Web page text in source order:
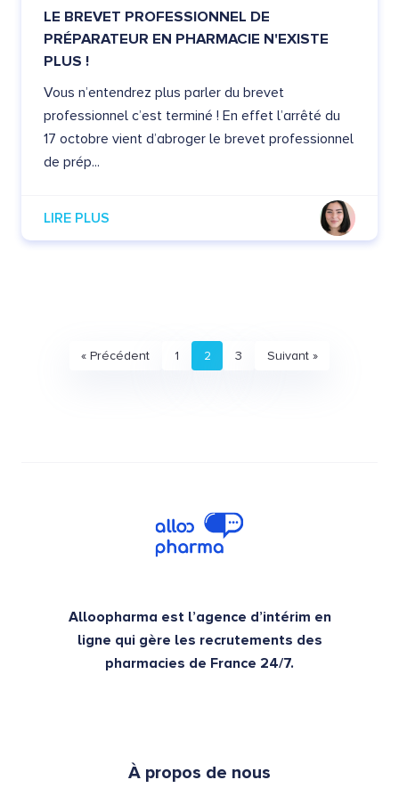
LE BREVET PROFESSIONNEL DE
PRÉPARATEUR EN PHARMACIE N'EXISTE
PLUS !
Vous n’entendrez plus parler du brevet
professionnel c’est terminé ! En effet l’arrêté du
17 octobre vient d’abroger le brevet professionnel
de prép...
LIRE PLUS
« Précédent 1 2 3 Suivant »
Alloopharma est l’agence d’intérim en
ligne qui gère les recrutements des
pharmacies de France 24/7.
À propos de nous